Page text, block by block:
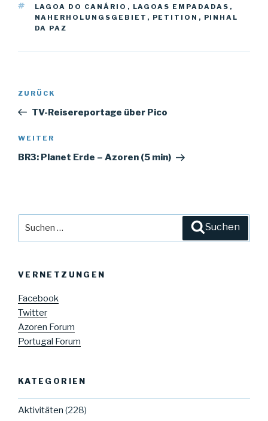
SCHLAGWÖRTER
LAGOA DO CANÁRIO , LAGOAS EMPADADAS ,
NAHERHOLUNGSGEBIET , PETITION , PINHAL
DA PAZ
Beitrags-
Vorheriger
Beitrag
ZURÜCK
TV-Reisereportage über Pico
Nächster
Beitrag
WEITER
BR3: Planet Erde – Azoren (5 min)
Suchen
VERNETZUNGEN
Facebook
Twitter
Azoren Forum
Portugal Forum
KATEGORIEN
Aktivitäten (228)